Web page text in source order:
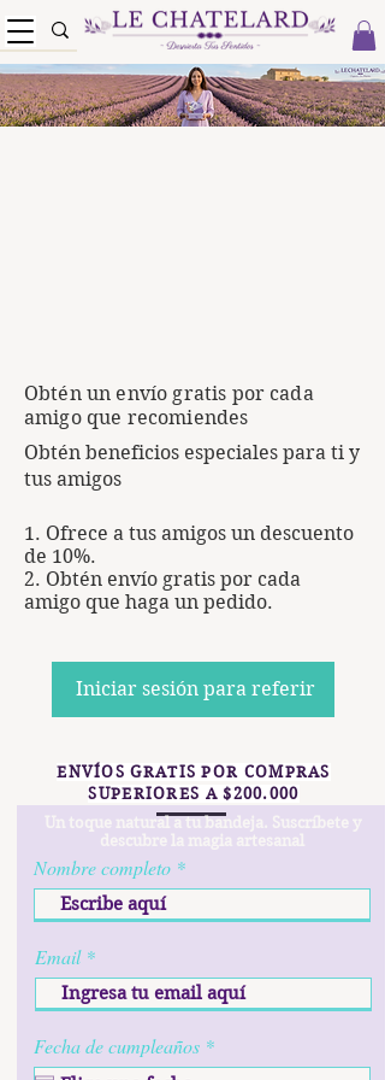
Obtén un envío gratis por cada
amigo que recomiendes
Obtén beneficios especiales para ti y
tus amigos
Ofrece a tus amigos un descuento
de 10%.
Obtén envío gratis por cada
amigo que haga un pedido.
Iniciar sesión para referir
ENVÍOS GRATIS POR COMPRAS
SUPERIORES A $200.000
Un toque natural a tu bandeja. Suscríbete y
descubre la magia artesanal
Nombre completo
Email
Fecha de cumpleaños *r
e